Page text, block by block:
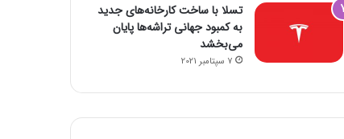
23 اکتبر 2022
شکست رکورد
تسلا با ساخت کارخانه‌های جدید
به کمبود جهانی تراشه‌ها پایان
می‌بخشد
7 سپتامبر 2021